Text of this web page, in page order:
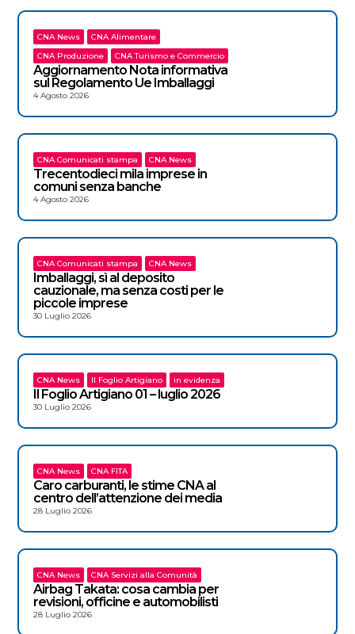
CNA News
CNA Alimentare
CNA Produzione
CNA Turismo e Commercio
Aggiornamento Nota informativa
sul Regolamento Ue Imballaggi
4 Agosto 2026
CNA Comunicati stampa CNA News
Trecentodieci mila imprese in
comuni senza banche
4 Agosto 2026
CNA Comunicati stampa CNA News
Imballaggi, sì al deposito
cauzionale, ma senza costi per le
piccole imprese
30 Luglio 2026
CNA News Il Foglio Artigiano in evidenza
Il Foglio Artigiano 01 – luglio 2026
30 Luglio 2026
CNA News CNA FITA
Caro carburanti, le stime CNA al
centro dell’attenzione dei media
28 Luglio 2026
CNA News CNA Servizi alla Comunità
Airbag Takata: cosa cambia per
revisioni, officine e automobilisti
28 Luglio 2026